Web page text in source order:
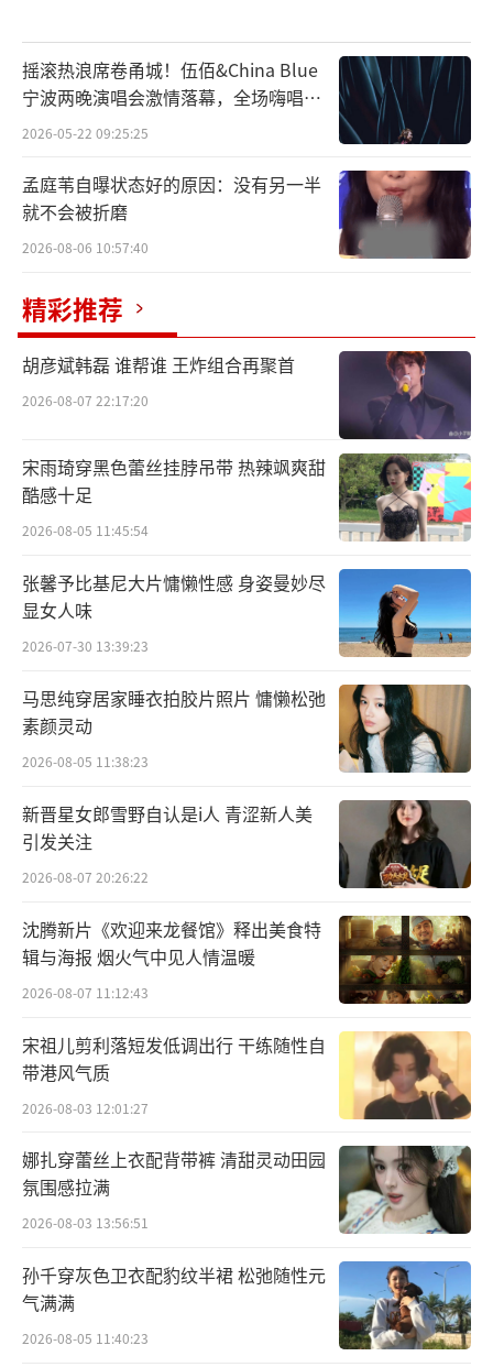
首发概念海报剧集品质凸显
李沁陈哲远惊喜首搭引期待
《一笑随歌》主要讲述了平陵一战锦绣国
败军之际，红衣女射手付一笑（李沁 饰）惊天
一箭射中夙砂大皇子凤随歌（陈哲远 饰），随
即扭转战局。但付一笑却在平陵一战后不久意
外坠崖，记忆全失。凤随歌也被人追杀疲于奔
命，阴差阳错下，二人在正念山庄重逢。看着
失忆的付一笑，凤随歌只觉得此事处处透着蹊
跷。于是决定将付一笑带在身边，以引出操纵
一切的幕后黑手。二人也由此踏上了揭露两国
间阴谋的旅程，一路携手除渣男、斗权相、寻
真相，从互相利用到互生爱意、双向奔赴，上
摇滚热浪席卷甬城！伍佰&China Blue
宁波两晚演唱会激情落幕，全场嗨唱氛
围炸裂
2026-05-22 09:25:25
孟庭苇自曝状态好的原因：没有另一半
就不会被折磨
2026-08-06 10:57:40
精彩推荐
胡彦斌韩磊 谁帮谁 王炸组合再聚首
2026-08-07 22:17:20
宋雨琦穿黑色蕾丝挂脖吊带 热辣飒爽甜
酷感十足
2026-08-05 11:45:54
张馨予比基尼大片慵懒性感 身姿曼妙尽
显女人味
2026-07-30 13:39:23
马思纯穿居家睡衣拍胶片照片 慵懒松弛
素颜灵动
2026-08-05 11:38:23
新晋星女郎雪野自认是i人 青涩新人美
引发关注
2026-08-07 20:26:22
沈腾新片《欢迎来龙餐馆》释出美食特
辑与海报 烟火气中见人情温暖
2026-08-07 11:12:43
宋祖儿剪利落短发低调出行 干练随性自
带港风气质
2026-08-03 12:01:27
娜扎穿蕾丝上衣配背带裤 清甜灵动田园
氛围感拉满
2026-08-03 13:56:51
孙千穿灰色卫衣配豹纹半裙 松弛随性元
气满满
2026-08-05 11:40:23